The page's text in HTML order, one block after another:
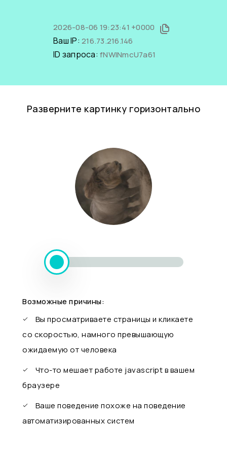
2026-08-06 19:23:41 +0000
Ваш IP: 216.73.216.146
ID запроса: fNWlNmcU7a61
Разверните картинку горизонтально
Возможные причины:
Вы просматриваете страницы и кликаете
со скоростью, намного превышающую
ожидаемую от человека
Что-то мешает работе javascript в вашем
браузере
Ваше поведение похоже на поведение
автоматизированных систем